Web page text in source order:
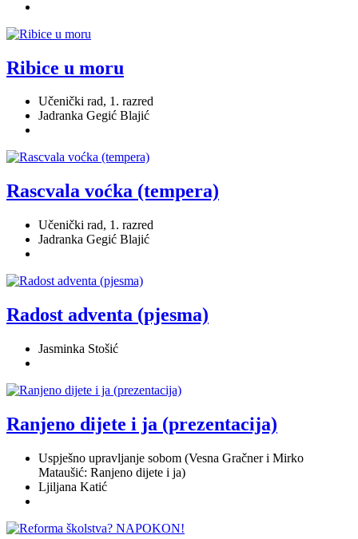
Ribice u moru
Učenički rad, 1. razred
Jadranka Gegić Blajić
Rascvala voćka (tempera)
Učenički rad, 1. razred
Jadranka Gegić Blajić
Radost adventa (pjesma)
Jasminka Stošić
Ranjeno dijete i ja (prezentacija)
Uspješno upravljanje sobom (Vesna Gračner i Mirko
Mataušić: Ranjeno dijete i ja)
Ljiljana Katić